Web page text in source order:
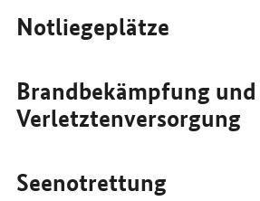
Notliegeplätze
Brandbekämpfung und
Verletztenversorgung
Seenotrettung